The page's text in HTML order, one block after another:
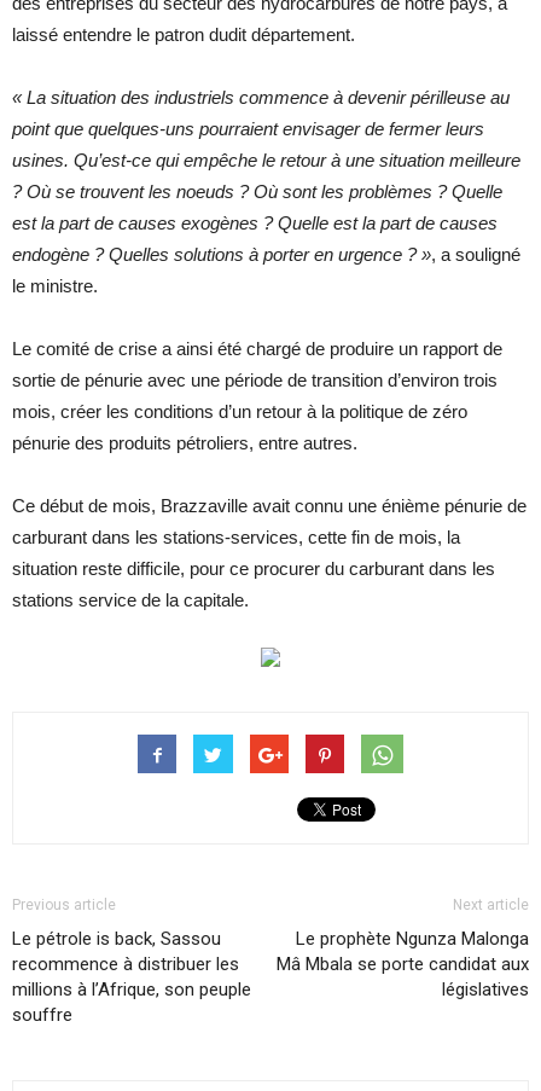
laissé entendre le patron dudit département.
« La situation des industriels commence à devenir périlleuse au
point que quelques-uns pourraient envisager de fermer leurs
usines. Qu’est-ce qui empêche le retour à une situation meilleure
? Où se trouvent les noeuds ? Où sont les problèmes ? Quelle
est la part de causes exogènes ? Quelle est la part de causes
endogène ? Quelles solutions à porter en urgence ? », a souligné
le ministre.
Le comité de crise a ainsi été chargé de produire un rapport de
sortie de pénurie avec une période de transition d’environ trois
mois, créer les conditions d’un retour à la politique de zéro
pénurie des produits pétroliers, entre autres.
Ce début de mois, Brazzaville avait connu une énième pénurie de
carburant dans les stations-services, cette fin de mois, la
situation reste difficile, pour ce procurer du carburant dans les
stations service de la capitale.
Previous article
Le pétrole is back, Sassou
recommence à distribuer les
millions à l’Afrique, son peuple
souffre
Next article
Le prophète Ngunza Malonga
Mâ Mbala se porte candidat aux
législatives